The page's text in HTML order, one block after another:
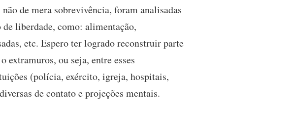
de mera sobrevivência, foram analisadas
liberdade, como: alimentação,
etc. Espero ter logrado reconstruir parte
ou seja, entre esses
(polícia, exército, igreja, hospitais,
diversas de contato e projeções mentais.